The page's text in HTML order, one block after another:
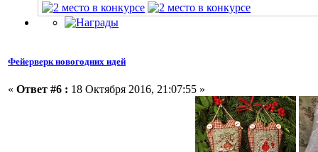
Фейерверк новогодних идей
« Ответ #6 : 18 Октября 2016, 21:07:55 »